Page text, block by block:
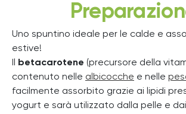
Uno spuntino ideale per le calde e
estive!
betacarotene (precursore della
contenuto nelle albicocche e nelle
facilmente assorbito grazie ai lipidi
yogurt e sarà utilizzato dalla pelle e